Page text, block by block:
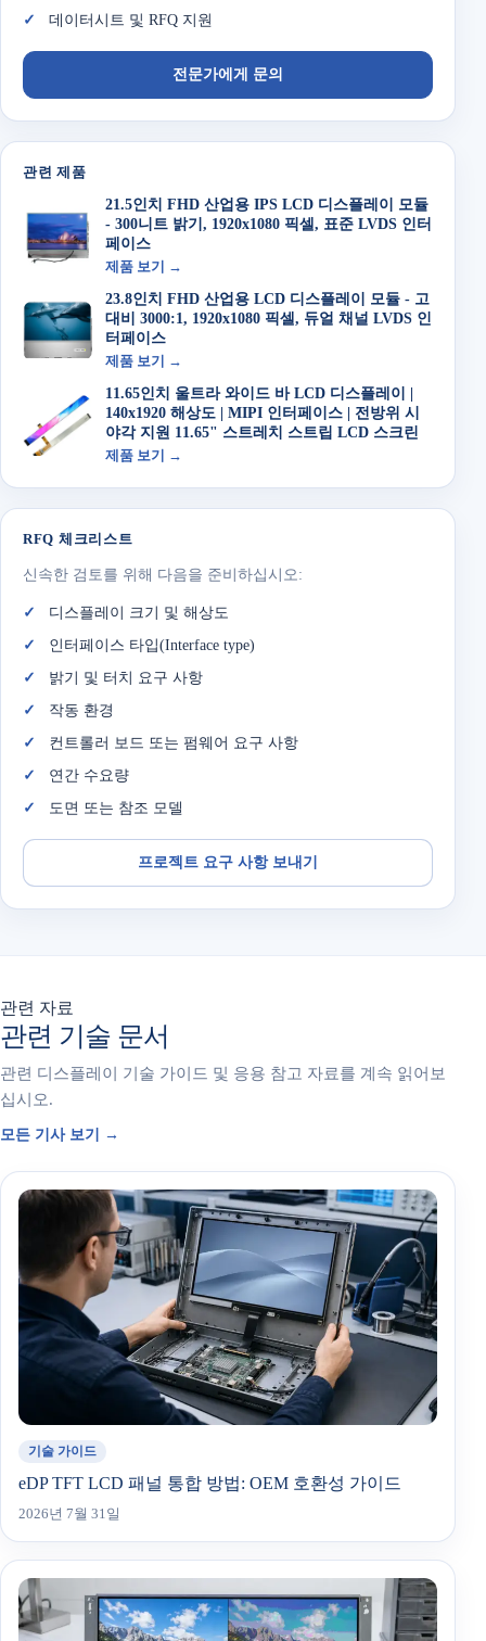
데이터시트 및 RFQ 지원
전문가에게 문의
관련 제품
21.5인치 FHD 산업용 IPS LCD 디스플레이 모듈
- 300니트 밝기, 1920x1080 픽셀, 표준 LVDS 인터
페이스
제품 보기 →
23.8인치 FHD 산업용 LCD 디스플레이 모듈 - 고
대비 3000:1, 1920x1080 픽셀, 듀얼 채널 LVDS 인
터페이스
제품 보기 →
11.65인치 울트라 와이드 바 LCD 디스플레이 |
140x1920 해상도 | MIPI 인터페이스 | 전방위 시
야각 지원 11.65" 스트레치 스트립 LCD 스크린
제품 보기 →
RFQ 체크리스트
신속한 검토를 위해 다음을 준비하십시오:
디스플레이 크기 및 해상도
인터페이스 타입(Interface type)
밝기 및 터치 요구 사항
작동 환경
컨트롤러 보드 또는 펌웨어 요구 사항
연간 수요량
도면 또는 참조 모델
프로젝트 요구 사항 보내기
관련 자료
관련 기술 문서
관련 디스플레이 기술 가이드 및 응용 참고 자료를 계속 읽어보
십시오.
모든 기사 보기 →
기술 가이드
eDP TFT LCD 패널 통합 방법: OEM 호환성 가이드
2026년 7월 31일